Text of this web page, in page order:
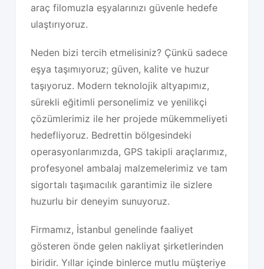
araç filomuzla eşyalarınızı güvenle hedefe
ulaştırıyoruz.
Neden bizi tercih etmelisiniz? Çünkü sadece
eşya taşımıyoruz; güven, kalite ve huzur
taşıyoruz. Modern teknolojik altyapımız,
sürekli eğitimli personelimiz ve yenilikçi
çözümlerimiz ile her projede mükemmeliyeti
hedefliyoruz. Bedrettin bölgesindeki
operasyonlarımızda, GPS takipli araçlarımız,
profesyonel ambalaj malzemelerimiz ve tam
sigortalı taşımacılık garantimiz ile sizlere
huzurlu bir deneyim sunuyoruz.
Firmamız, İstanbul genelinde faaliyet
gösteren önde gelen nakliyat şirketlerinden
biridir. Yıllar içinde binlerce mutlu müşteriye